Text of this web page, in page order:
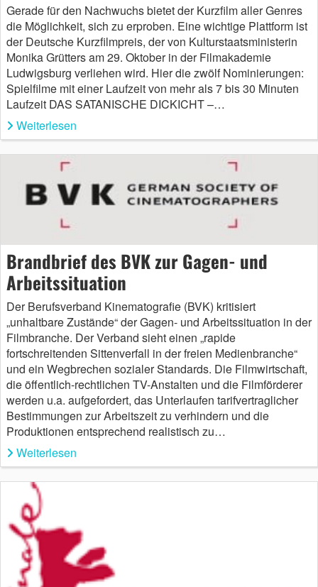
Gerade für den Nachwuchs bietet der Kurzfilm aller Genres
die Möglichkeit, sich zu erproben. Eine wichtige Plattform ist
der Deutsche Kurzfilmpreis, der von Kulturstaatsministerin
Monika Grütters am 29. Oktober in der Filmakademie
Ludwigsburg verliehen wird. Hier die zwölf Nominierungen:
Spielfilme mit einer Laufzeit von mehr als 7 bis 30 Minuten
Laufzeit DAS SATANISCHE DICKICHT –…
Weiterlesen
Brandbrief des BVK zur Gagen- und
Arbeitssituation
Der Berufsverband Kinematografie (BVK) kritisiert
„unhaltbare Zustände“ der Gagen- und Arbeitssituation in der
Filmbranche. Der Verband sieht einen „rapide
fortschreitenden Sittenverfall in der freien Medienbranche“
und ein Wegbrechen sozialer Standards. Die Filmwirtschaft,
die öffentlich-rechtlichen TV-Anstalten und die Filmförderer
werden u.a. aufgefordert, das Unterlaufen tarifvertraglicher
Bestimmungen zur Arbeitszeit zu verhindern und die
Produktionen entsprechend realistisch zu…
Weiterlesen